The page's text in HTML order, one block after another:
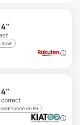
mois
correct
en FR